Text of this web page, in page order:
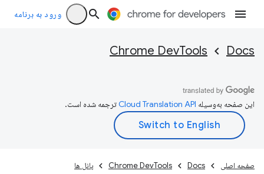
ورود به برنامه
Docs
Chrome DevTools
این صفحه به‌وسیله ترجمه شده است.
صفحه اصلی Docs
Chrome DevTools پانل ها